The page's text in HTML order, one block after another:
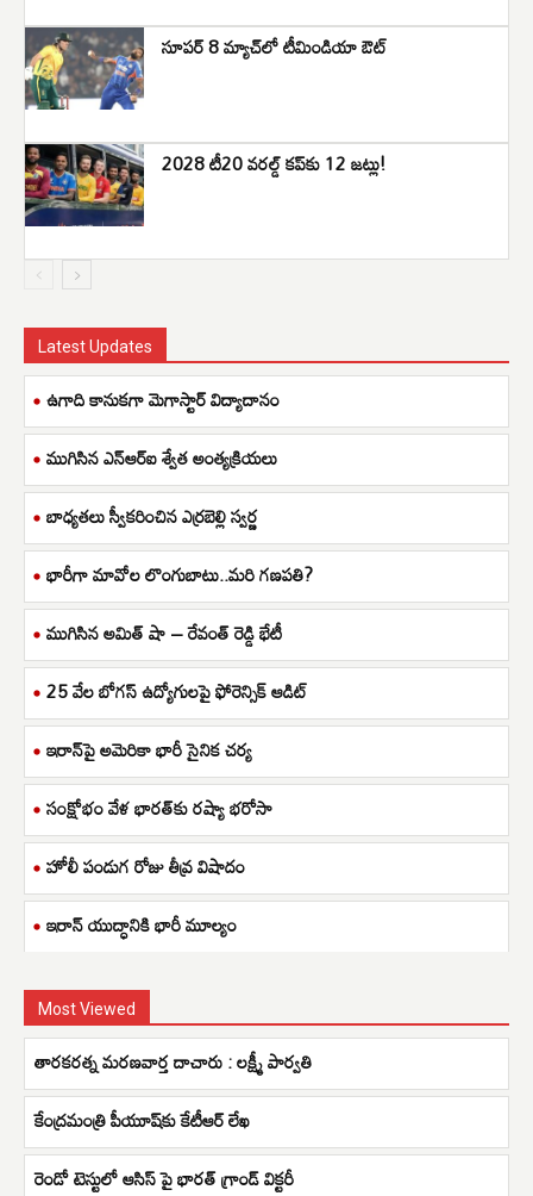
సూపర్ 8 మ్యాచ్‌లో టీమిండియా ఔట్
2028 టీ20 వరల్డ్ కప్‌కు 12 జట్లు!
Latest Updates
ఉగాది కానుకగా మెగాస్టార్ విద్యాదానం
ముగిసిన ఎన్ఆర్ఐ శ్వేత అంత్యక్రియలు
బాధ్యతలు స్వీకరించిన ఎర్రబెల్లి స్వర్ణ
భారీగా మావోల లొంగుబాటు..మరి గణపతి?
ముగిసిన అమిత్ షా – రేవంత్ రెడ్డి భేటీ
25 వేల బోగస్ ఉద్యోగులపై ఫోరెన్సిక్ ఆడిట్
ఇరాన్‌పై అమెరికా భారీ సైనిక చర్య
సంక్షోభం వేళ భారత్‌కు రష్యా భరోసా
హోలీ పండుగ రోజు తీవ్ర విషాదం
ఇరాన్ యుద్ధానికి భారీ మూల్యం
Most Viewed
తారకరత్న మరణవార్త దాచారు : లక్ష్మీ పార్వతి
కేంద్రమంత్రి పీయూష్​కు కేటీఆర్​ లేఖ
రెండో టెస్టులో ఆసిస్ పై భారత్ గ్రాండ్ విక్టరీ